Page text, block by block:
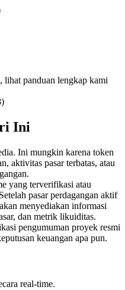
USDT sebagai jaminannya
lihat panduan lengkap kami
Ini
Ini mungkin karena token
aktivitas pasar terbatas, atau
yang terverifikasi atau
pasar perdagangan aktif
menyediakan informasi
dan metrik likuiditas.
pengumuman proyek resmi
keuangan apa pun.
real-time.